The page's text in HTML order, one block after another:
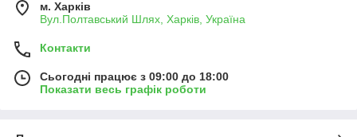
м. Харків
Вул.Полтавський Шлях, Харків, Україна
Контакти
Сьогодні працює з 09:00 до 18:00
Показати весь графік роботи